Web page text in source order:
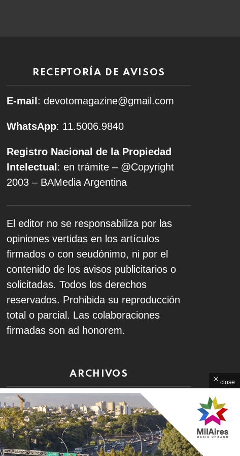
RECEPTORÍA DE AVISOS
E-mail : devotomagazine@gmail.com
WhatsApp: 11.5006.9840
Registro Nacional de la Propiedad
Intelectual : en trámite – @Copyright
2003 – BAMedia Argentina
El editor no se responsabiliza por las
opiniones vertidas en los artículos
firmados o con seudónimo, ni por el
contenido de los avisos publicitarios o
solicitadas. Todos los derechos
reservados. Prohibida su reproducción
total o parcial. Las colaboraciones
firmadas son ad honorem.
ARCHIVOS
Archivos
close